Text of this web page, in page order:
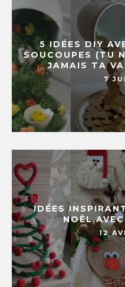
5 IDÉES DIY
SOUCOUPES (TU
JAMAIS TA
7
IDÉES
NOËL
12